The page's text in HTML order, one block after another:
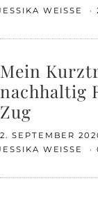
WEISSE
Mein
nachhaltig
Zug
2. SEPTEMBER
WEISSE